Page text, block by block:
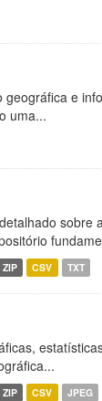
e
uma...
sobre
ZIP CSV TXT
ZIP CSV JPEG